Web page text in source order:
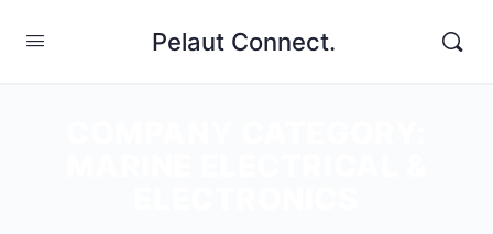
Pelaut Connect.